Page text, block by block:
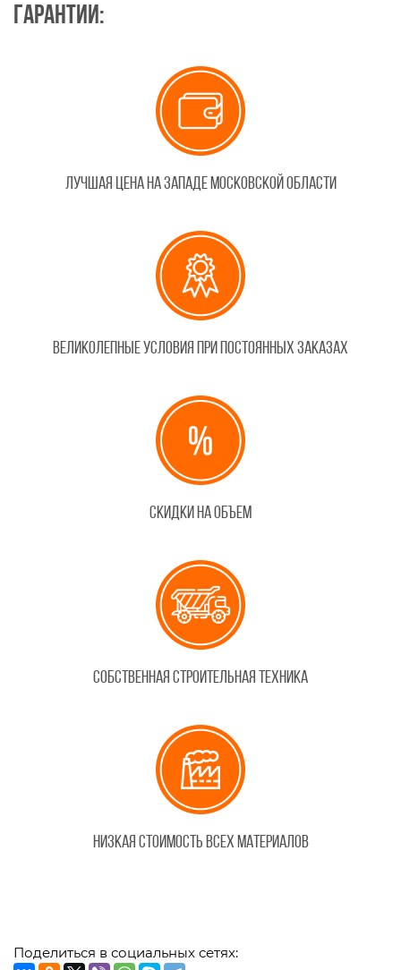
Гарантии:
Лучшая цена на западе Московской области
Великолепные условия при постоянных заказах
Скидки на объем
Собственная строительная техника
Низкая стоимость всех материалов
Поделиться в социальных сетях: